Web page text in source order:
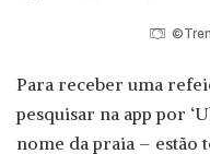
Para receber uma
pesquisar na app por
nome da praia – estão